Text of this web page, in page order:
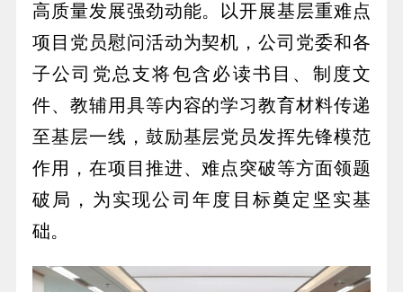
高质量发展强劲动能。以开展基层重难点
项目党员慰问活动为契机，公司党委和各
子公司党总支将包含必读书目、制度文
件、教辅用具等内容的学习教育材料传递
至基层一线，鼓励基层党员发挥先锋模范
作用，在项目推进、难点突破等方面领题
破局，为实现公司年度目标奠定坚实基
础。